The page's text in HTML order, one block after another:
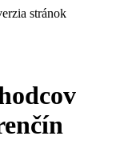
stránok